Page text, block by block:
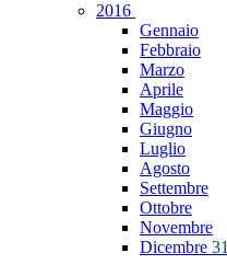
2016
Gennaio
Febbraio
Marzo
Aprile
Maggio
Giugno
Luglio
Agosto
Settembre
Ottobre
Novembre
Dicembre 31